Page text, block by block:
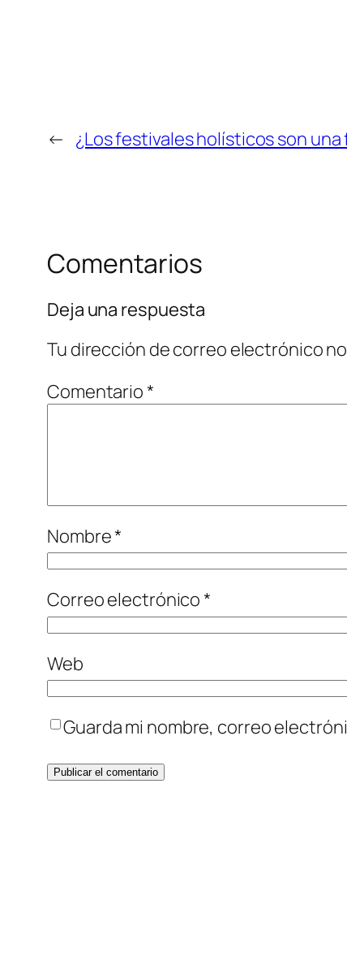
← ¿Los festivales holísticos son
Comentarios
Deja una respuesta
Tu dirección de correo electrónico
Comentario*
Nombre*
Correo electrónico*
Web
Guarda mi nombre, correo